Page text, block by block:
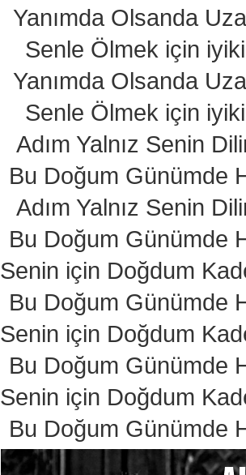
Yanımda Olsanda
Senle Ölmek için
Yanımda Olsanda
Senle Ölmek için
Adım Yalnız Senin
Bu Doğum Günümde
Adım Yalnız Senin
Bu Doğum Günümde
Senin için Doğdum
Bu Doğum Günümde
Senin için Doğdum
Bu Doğum Günümde
Senin için Doğdum
Bu Doğum Günümde